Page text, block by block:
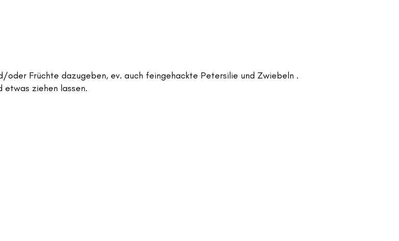
oder Früchte dazugeben, ev. auch feingehackte Petersilie und Zwiebeln .
ziehen lassen.